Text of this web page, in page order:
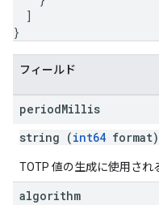
]
}
フィールド
periodMillis
string (int64 format)
TOTP 値の生成に使用され
algorithm